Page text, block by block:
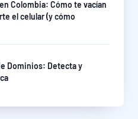
Colombia: Cómo te vacían
el celular (y cómo
Dominios: Detecta y